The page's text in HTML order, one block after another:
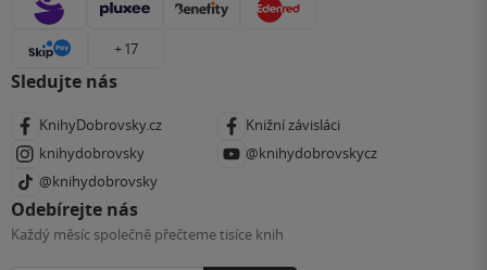
+ 17
Sledujte nás
KnihyDobrovsky.cz
Knižní závisláci
knihydobrovsky
@knihydobrovskycz
@knihydobrovsky
Odebírejte nás
Každý měsíc společně přečteme tisíce knih